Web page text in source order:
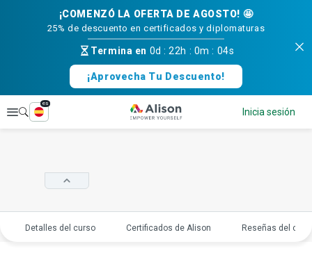
¡COMENZÓ LA OFERTA DE AGOSTO! 🤩
25% de descuento en certificados y diplomaturas
Termina en 0d :22h : 0m : 04s
¡Aprovecha Tu Descuento!
Explorar
es
Inicia sesión
Detalles del curso Certificados de Alison Reseñas del